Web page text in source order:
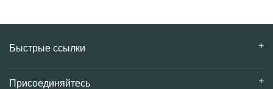
Быстрые ссылки
Присоединяйтесь